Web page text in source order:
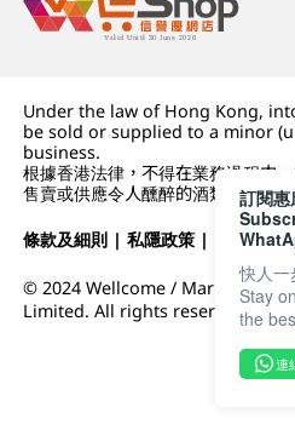
Under the law of Hong Kong,
be sold or supplied to a minor
business.
根據香港法律，不得在業務過程中
售賣或供應令人醺醉的酒類。
條款及細則 |私隱政策 | DFI零售
© 2024 Wellcome / Market
Limited. All rights reserved.
訂閱
快人一
Stay
the
連